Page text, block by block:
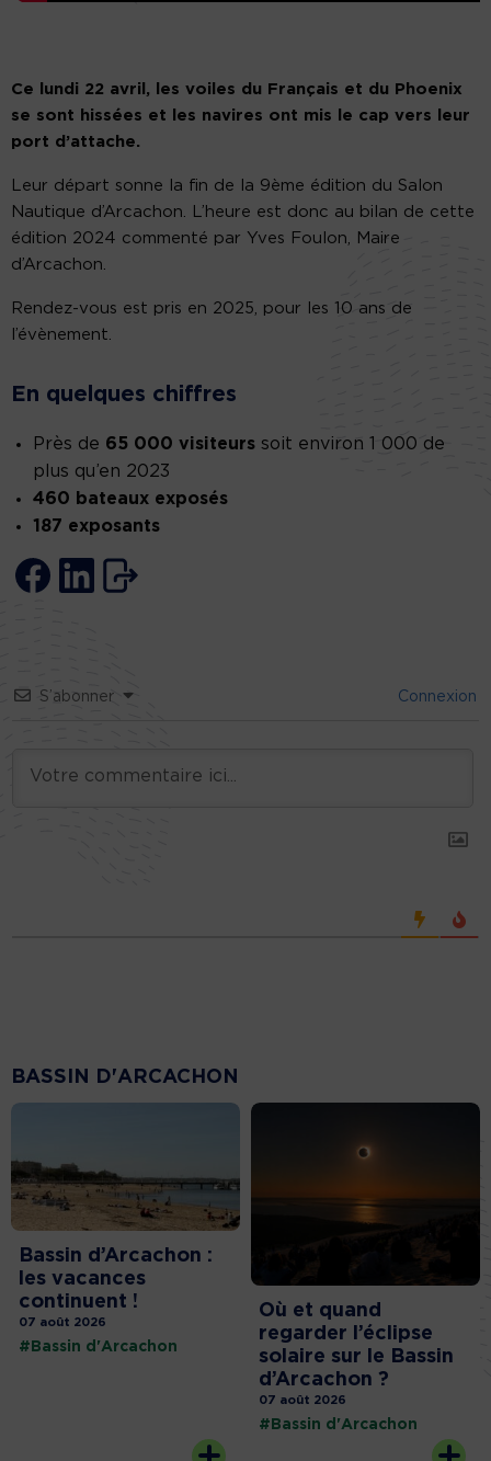
Ce lundi 22 avril, les voiles du Français et du Phoenix
se sont hissées et les navires ont mis le cap vers leur
port d’attache.
Leur départ sonne la fin de la 9ème édition du Salon
Nautique d’Arcachon. L’heure est donc au bilan de cette
édition 2024 commenté par Yves Foulon, Maire
d’Arcachon.
Rendez-vous est pris en 2025, pour les 10 ans de
l’évènement.
En quelques chiffres
Près de 65 000 visiteurs soit environ 1 000 de
plus qu’en 2023
460 bateaux exposés
187 exposants
S’abonner Connexion
BASSIN D'ARCACHON
Bassin d’Arcachon :
les vacances
continuent !
07 août 2026
#Bassin d'Arcachon
Où et quand
regarder l’éclipse
solaire sur le Bassin
d’Arcachon ?
07 août 2026
#Bassin d'Arcachon